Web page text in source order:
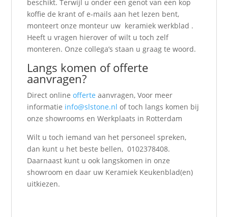
beschikt. Terwijl u onder een genot van een kop
koffie de krant of e-mails aan het lezen bent,
monteert onze monteur uw keramiek werkblad .
Heeft u vragen hierover of wilt u toch zelf
monteren. Onze collega’s staan u graag te woord.
Langs komen of offerte
aanvragen?
Direct onlineofferte aanvragen, Voor meer
informatie info@slstone.nl of toch langs komen bij
onze showrooms en Werkplaats in Rotterdam
Wilt u toch iemand van het personeel spreken,
dan kunt u het beste bellen, 0102378408.
Daarnaast kunt u ook langskomen in onze
showroom en daar uw Keramiek Keukenblad(en)
uitkiezen.